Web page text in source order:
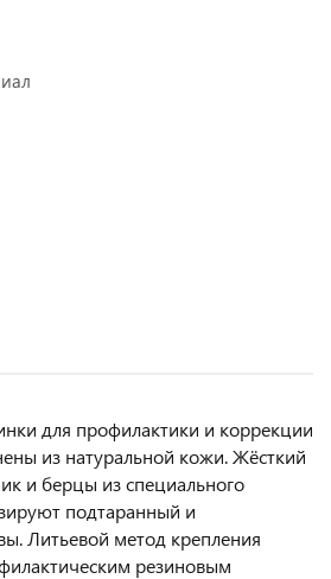
для профилактики и коррекции
из натуральной кожи. Жёсткий
и берцы из специального
подтаранный и
Литьевой метод крепления
резиновым